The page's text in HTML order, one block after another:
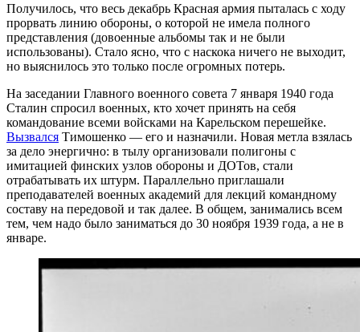
Получилось, что весь декабрь Красная армия пыталась с ходу
прорвать линию обороны, о которой не имела полного
представления (довоенные альбомы так и не были
использованы). Стало ясно, что с наскока ничего не выходит,
но выяснилось это только после огромных потерь.
На заседании Главного военного совета 7 января 1940 года
Сталин спросил военных, кто хочет принять на себя
командование всеми войсками на Карельском перешейке.
Вызвался Тимошенко — его и назначили. Новая метла взялась
за дело энергично: в тылу организовали полигоны с
имитацией финских узлов обороны и ДОТов, стали
отрабатывать их штурм. Параллельно приглашали
преподавателей военных академий для лекций командному
составу на передовой и так далее. В общем, занимались всем
тем, чем надо было заниматься до 30 ноября 1939 года, а не в
январе.